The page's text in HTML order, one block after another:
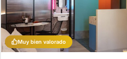
Muy bien valorado